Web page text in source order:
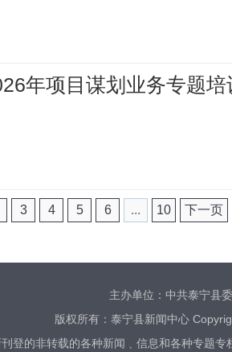
年项目谋划业务专题培
3 4 5 6 ... 10 下一页
主办单位：中共泰宁县
版权所有：泰宁县新闻中心
登的非转载的各种新闻﹑信息和各种专题